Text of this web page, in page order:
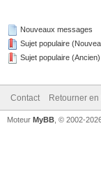
Nouveaux messages
Sujet populaire
Sujet populaire (Ancien)
Contact Retourner en
Moteur MyBB , © 2002-